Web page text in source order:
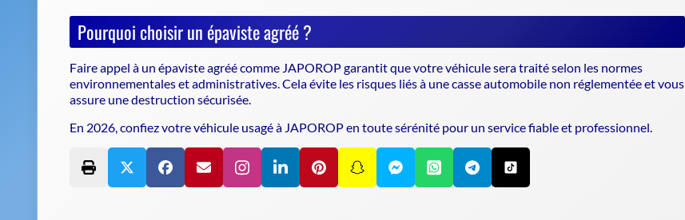
Pourquoi choisir un épaviste agréé ?
Faire appel à un épaviste agréécomme JAPOROP garantit que votre véhicule sera traité selon les normes
environnementales et administratives. Cela évite les risques liés à une casse automobile non réglementée et vous
assure une destruction sécurisée.
En 2026, confiez votre véhicule usagé à JAPOROP en toute sérénité pour un service fiable et professionnel.